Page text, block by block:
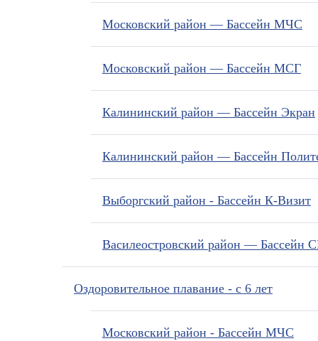
Московский район — Бассейн МЧС
Московский район — Бассейн МСГ
Калининский район — Бассейн Экран
Калининский район — Бассейн
Выборгский район - Бассейн К-Визит
Василеостровский район — Бассейн
Оздоровительное плавание - с 6 лет
Московский район - Бассейн МЧС